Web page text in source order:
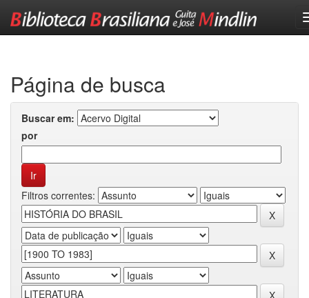
Página de busca
Buscar em:
por
Filtros correntes: